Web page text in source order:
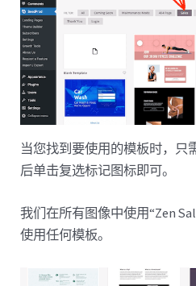
当您找到要使用的模板时，只
后单击复选标记图标即可。
我们在所有图像中使用“Zen
使用任何模板。